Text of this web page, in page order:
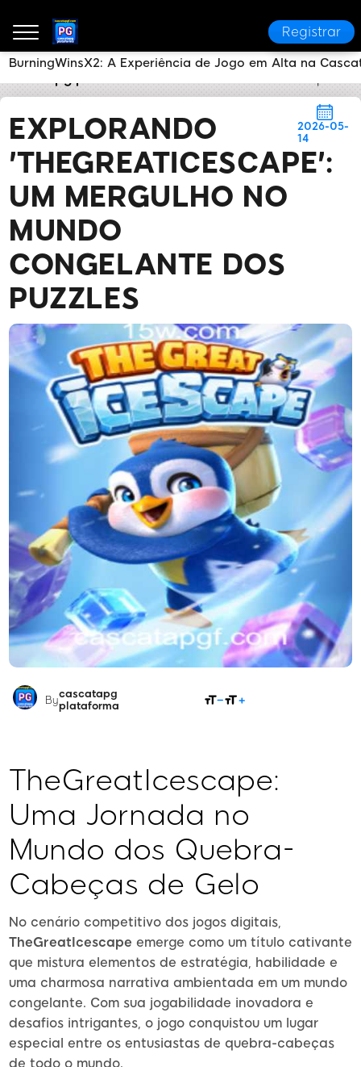
Registrar
EXPLORANDO
'THEGREATICESCAPE':
UM MERGULHO NO
MUNDO
CONGELANTE DOS
PUZZLES
2026-05-
14
Bycascatapg
plataforma
TheGreatIcescape:
Uma Jornada no
Mundo dos Quebra-
Cabeças de Gelo
No cenário competitivo dos jogos digitais,
TheGreatIcescape emerge como um título cativante
que mistura elementos de estratégia, habilidade e
uma charmosa narrativa ambientada em um mundo
congelante. Com sua jogabilidade inovadora e
desafios intrigantes, o jogo conquistou um lugar
especial entre os entusiastas de quebra-cabeças
de todo o mundo.
BurningWinsX2: A Experiência de Jogo em Alta na